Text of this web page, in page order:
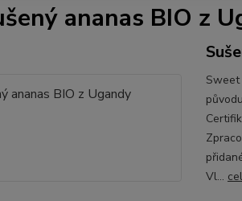
ananas BIO z
Sweet
Vl...